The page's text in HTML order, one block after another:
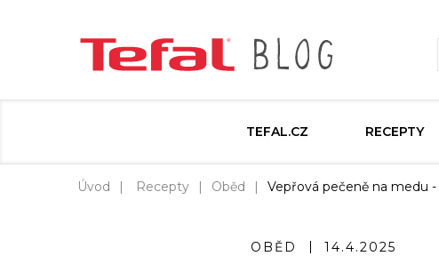
TEFAL.CZ RECEPTY
Úvod Recepty Oběd Vepřová pečeně na medu -
OBĚD 14.4.2025